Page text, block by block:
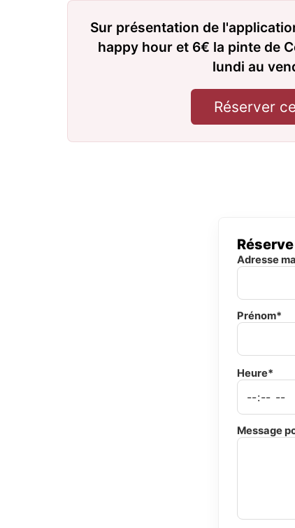
Sur présentation de
happy hour et 6€ la pinte de
lundi au
Réserver
Adresse
Prénom*
Heure*
Message